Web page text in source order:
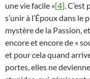
une vie facile »[4].
s’unir à l’Époux dans le
mystère de la Passion,
encore et encore de «
et pour cela quand
portes, elles ne